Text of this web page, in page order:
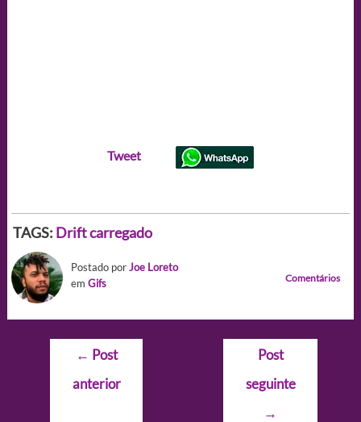
Tweet
TAGS: Drift carregado
Postado porJoe Loreto
em Gifs Comentários
Navegação
Post
← Post
anterior
Post
seguinte
→